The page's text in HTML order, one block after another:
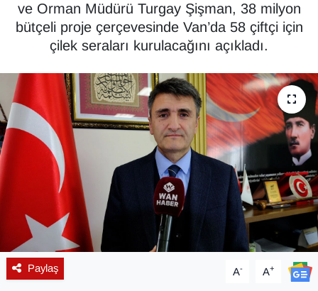
ve Orman Müdürü Turgay Şişman, 38 milyon
bütçeli proje çerçevesinde Van’da 58 çiftçi için
çilek seraları kurulacağını açıkladı.
Paylaş A- A+
Dernekler, Odalar
DÜNYA
EĞİTİM
EKONOMİ
Emlak
En çok konuşulanlar
Haber Arşivi